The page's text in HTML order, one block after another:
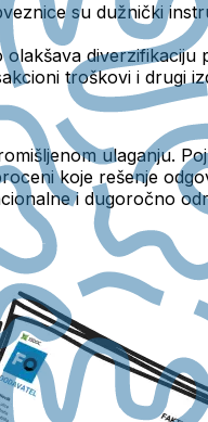
su dužnički
diverzifikaciju
troškovi i drugi
ulaganju.
koje rešenje
i dugoročno